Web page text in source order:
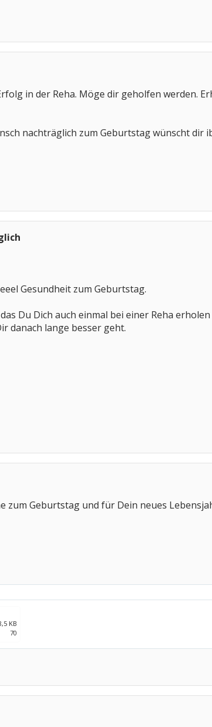
in der Reha. Möge dir geholfen werden.
nachträglich zum Geburtstag wünscht dir
Gesundheit zum Geburtstag.
Du Dich auch einmal bei einer Reha
danach lange besser geht.
zum Geburtstag und für Dein neues
KB
70